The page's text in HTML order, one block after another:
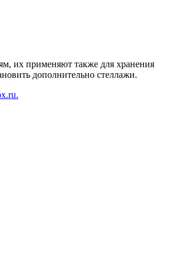
их применяют также для хранения
дополнительно стеллажи.